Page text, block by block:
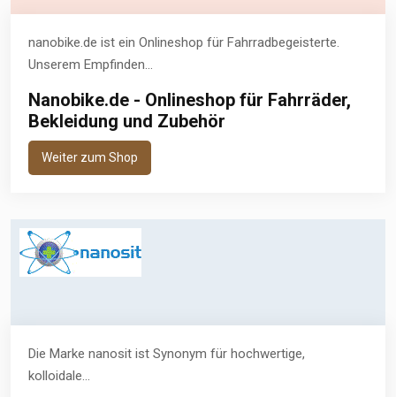
nanobike.de ist ein Onlineshop für Fahrradbegeisterte.
Unserem Empfinden...
Nanobike.de - Onlineshop für Fahrräder,
Bekleidung und Zubehör
Weiter zum Shop
Die Marke nanosit ist Synonym für hochwertige,
kolloidale...